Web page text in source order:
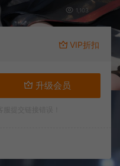
1,103
VIP折扣
升级会员